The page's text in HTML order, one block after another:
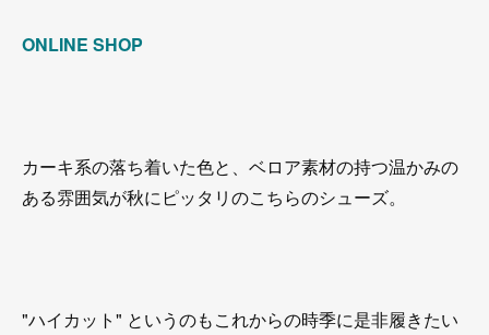
ONLINE SHOP
カーキ系の落ち着いた色と、ベロア素材の持つ温かみの
ある雰囲気が秋にピッタリのこちらのシューズ。
"ハイカット" というのもこれからの時季に是非履きたい